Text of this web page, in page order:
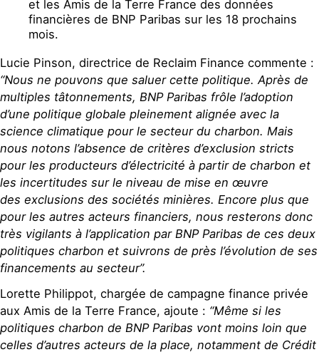
et les Amis de la Terre France des données
financières de BNP Paribas sur les 18 prochains
mois.
Lucie Pinson, directrice de Reclaim Finance commente :
“Nous ne pouvons que saluer cette politique. Après de
multiples tâtonnements, BNP Paribas frôle l’adoption
d’une politique globale pleinement alignée avec la
science climatique pour le secteur du charbon. Mais
nous notons l’absence de critères d’exclusion stricts
pour les producteurs d’électricité à partir de charbon et
les incertitudes surle niveau de mise en œuvre
des exclusions des sociétés minières. Encore plus que
pour les autres acteurs financiers, nous resterons donc
très vigilants à l’application par BNP Paribas de ces deux
politiques charbon et suivrons de près l’évolution de ses
financements au secteur”.
Lorette Philippot, chargée de campagne finance privée
aux Amis de la Terre France, ajoute : “Même si les
politiques charbon de BNP Paribas vont moins loin que
celles d’autres acteurs de la place, notamment de Crédit